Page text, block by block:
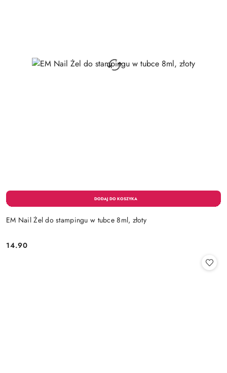
EM Nail Żel do stampingu w tubce 8ml, złoty
Cena:
14.90